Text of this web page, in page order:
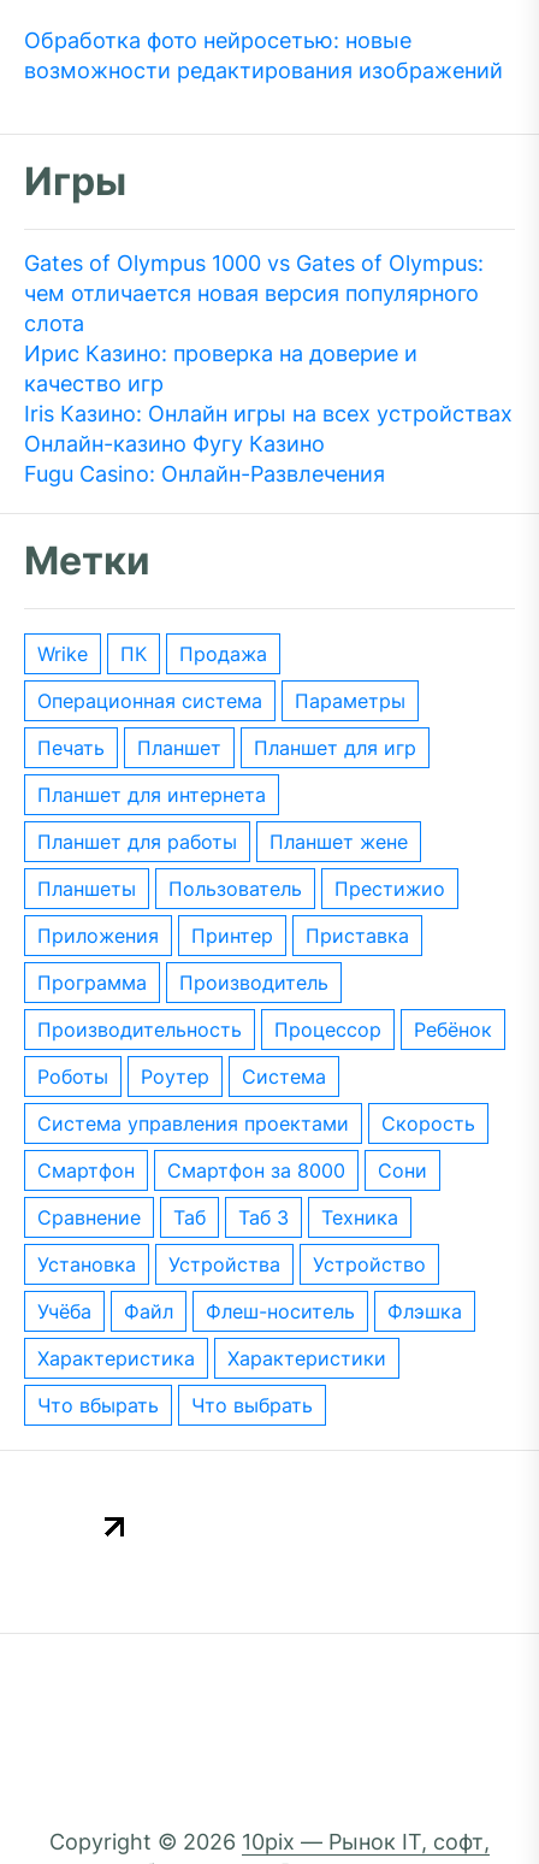
Обработка фото нейросетью: новые
возможности редактирования изображений
Игры
Gates of Olympus 1000 vs Gates of Olympus:
чем отличается новая версия популярного
слота
Ирис Казино: проверка на доверие и
качество игр
Iris Казино: Онлайн игры на всех устройствах
Онлайн-казино Фугу Казино
Fugu Сasino: Онлайн-Развлечения
Метки
wrike ПК
Продажа
операционная система
параметры
печать
планшет
планшет для игр
планшет для интернета
планшет для работы
планшет жене
планшеты
пользователь
престижио
приложения
принтер
приставка
программа
производитель
производительность
процессор
ребёнок
роботы
роутер
система
система управления проектами
скорость
смартфон
смартфон за 8000
сони
сравнение
таб таб 3
техника
установка
устройства
устройство
учёба
файл флеш-носитель
флэшка
характеристика
характеристики
что вбырать
что выбрать
Copyright © 2026 10pix — Рынок IT, софт,